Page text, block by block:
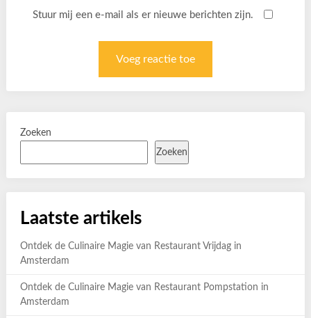
Stuur mij een e-mail als er nieuwe berichten zijn.
Zoeken
Zoeken
Laatste artikels
Ontdek de Culinaire Magie van Restaurant Vrijdag in
Amsterdam
Ontdek de Culinaire Magie van Restaurant Pompstation in
Amsterdam